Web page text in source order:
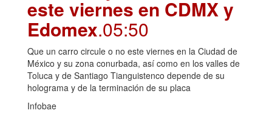
este viernes en CDMX y
Edomex.05:50
Que un carro circule o no este viernes en la Ciudad de
México y su zona conurbada, así como en los valles de
Toluca y de Santiago Tianguistenco depende de su
holograma y de la terminación de su placa
Infobae